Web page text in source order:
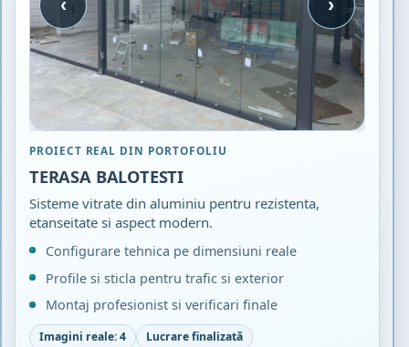
‹ ›
PROIECT REAL DIN PORTOFOLIU
TERASA BALOTESTI
Sisteme vitrate din aluminiu pentru rezistenta,
etanseitate si aspect modern.
Configurare tehnica pe dimensiuni reale
Profile si sticla pentru trafic si exterior
Montaj profesionist si verificari finale
Imagini reale: 4
Lucrare finalizată